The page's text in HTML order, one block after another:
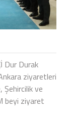
Durak
ziyaretleri
Şehircilik ve
beyi ziyaret